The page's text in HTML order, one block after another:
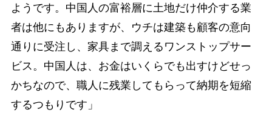
ようです。中国人の富裕層に土地だけ仲介する業
者は他にもありますが、ウチは建築も顧客の意向
通りに受注し、家具まで調えるワンストップサー
ビス。中国人は、お金はいくらでも出すけどせっ
かちなので、職人に残業してもらって納期を短縮
するつもりです」